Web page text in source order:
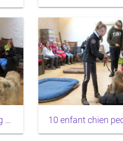
12 enfant chien pedadog 2020-02-25